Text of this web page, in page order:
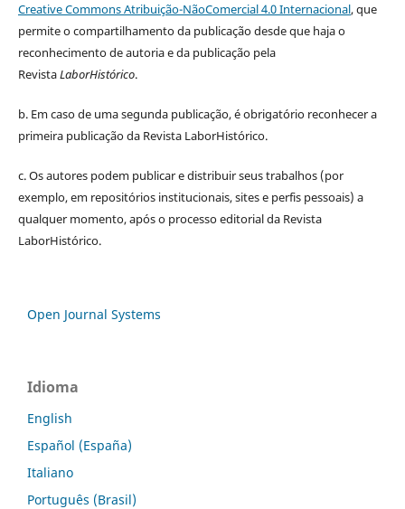
Creative Commons Atribuição-NãoComercial 4.0 Internacional, que
permite o compartilhamento da publicação desde que haja o
reconhecimento de autoria e da publicação pela
RevistaLaborHistórico.
b. Em caso de uma segunda publicação, é obrigatório reconhecer a
primeira publicação da Revista LaborHistórico.
c. Os autores podem publicar e distribuir seus trabalhos (por
exemplo, em repositórios institucionais, sites e perfis pessoais) a
qualquer momento, após o processo editorial da Revista
LaborHistórico.
Open Journal Systems
Idioma
English
Español (España)
Italiano
Português (Brasil)